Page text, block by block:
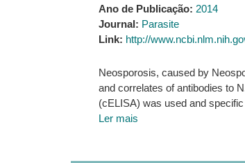
Ano de Publicação: 2014
Journal: Parasite
Link: http://
Neosporosis, caused by
and correlates of antibodies to
(cELISA) was used and
Ler mais